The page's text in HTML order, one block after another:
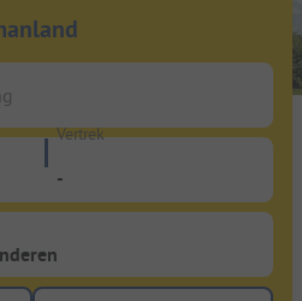
Vertrek
-